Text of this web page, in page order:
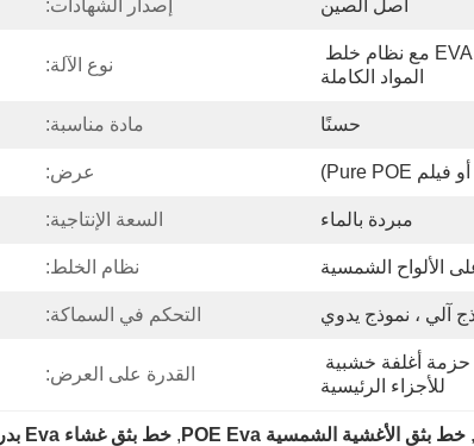
أصل الصين إصدار الشهادات:
المواد الكاملة
نوع الآلة:
حسنًا مادة مناسبة:
عرض:
مبردة بالماء السعة الإنتاجية:
الألواح الشمسية نظام الخلط:
آلي ، نموذج يدوي التحكم في السماكة:
للأجزاء الرئيسية
القدرة على العرض:
, خط بثق الأغشية الشمسية POE Eva , خط بثق غشاء Eva بدرجة حرارة منخفضة